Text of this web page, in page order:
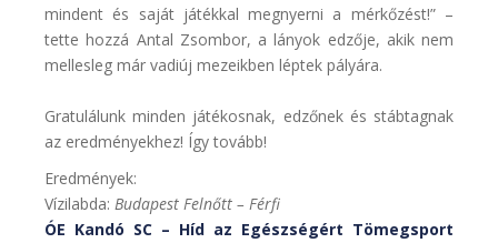
mindent és saját játékkal megnyerni a mérkőzést!” –
tette hozzá Antal Zsombor, a lányok edzője, akik nem
mellesleg már vadiúj mezeikben léptek pályára.
Gratulálunk minden játékosnak, edzőnek és stábtagnak
az eredményekhez! Így tovább!
Eredmények:
Vízilabda: Budapest Felnőtt – Férfi
ÓE Kandó SC – Híd az Egészségért Tömegsport